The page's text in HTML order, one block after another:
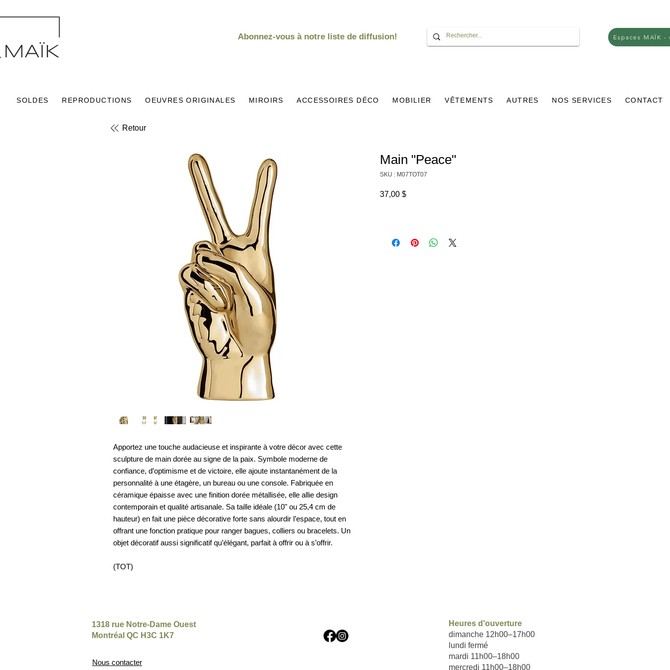
Abonnez-vous à notre liste de diffusion! Espaces MAÏK
SOLDES REPRODUCTIONS OEUVRES ORIGINALES MIROIRS ACCESSOIRES DÉCO MOBILIER VÊTEMENTS AUTRES NOS SERVICES CONTACT
Retour
Apportez une touche audacieuse et inspirante à votre décor avec cette
sculpture de main dorée au signe de la paix. Symbole moderne de
confiance, d’optimisme et de victoire, elle ajoute instantanément de la
personnalité à une étagère, un bureau ou une console. Fabriquée en
céramique épaisse avec une finition dorée métallisée, elle allie design
contemporain et qualité artisanale. Sa taille idéale (10" ou 25,4 cm de
hauteur) en fait une pièce décorative forte sans alourdir l’espace, tout en
offrant une fonction pratique pour ranger bagues, colliers ou bracelets. Un
objet décoratif aussi significatif qu’élégant, parfait à offrir ou à s’offrir.
(TOT)
Main "Peace"
SKU : M07TOT07
37,00 $Prix
1318 rue Notre-Dame Ouest
Montréal QC H3C 1K7
Nous contacter​
Heures d'ouverture​
dimanche 12h00–17h00
lundi fermé
mardi 11h00–18h00
mercredi 11h00–18h00